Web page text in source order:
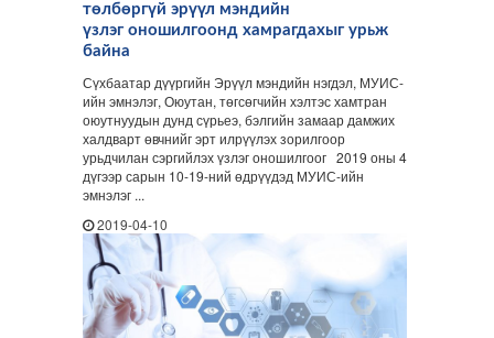
төлбөргүй эрүүл мэндийн
үзлэг оношилгоонд хамрагдахыг урьж
байна
Сүхбаатар дүүргийн Эрүүл мэндийн нэгдэл, МУИС-
ийн эмнэлэг, Оюутан, төгсөгчийн хэлтэс хамтран
оюутнуудын дунд сүрьеэ, бэлгийн замаар дамжих
халдварт өвчнийг эрт илрүүлэх зорилгоор
урьдчилан сэргийлэх үзлэг оношилгоог 2019 оны 4
дүгээр сарын 10-19-ний өдрүүдэд МУИС-ийн
эмнэлэг ...
2019-04-10